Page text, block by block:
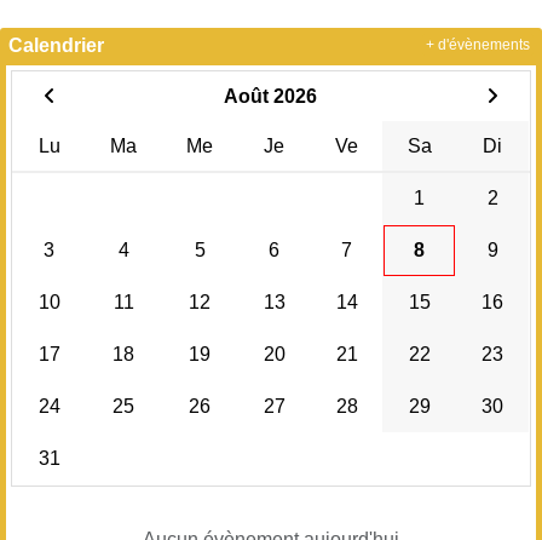
Calendrier
Août 2026
Lu Ma Me Je Ve Sa Di
1 2
3 4 5 6 7 8 9
10 11 12 13 14 15 16
17 18 19 20 21 22 23
24 25 26 27 28 29 30
31
+ d'évènements